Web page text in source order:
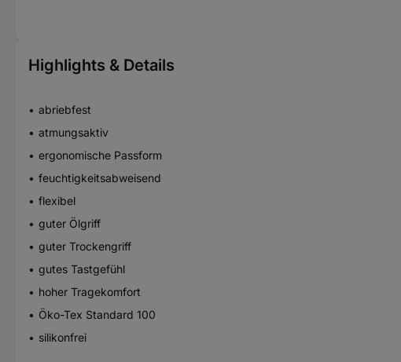
Highlights & Details
abriebfest
atmungsaktiv
ergonomische Passform
feuchtigkeitsabweisend
flexibel
guter Ölgriff
guter Trockengriff
gutes Tastgefühl
hoher Tragekomfort
Öko-Tex Standard 100
silikonfrei